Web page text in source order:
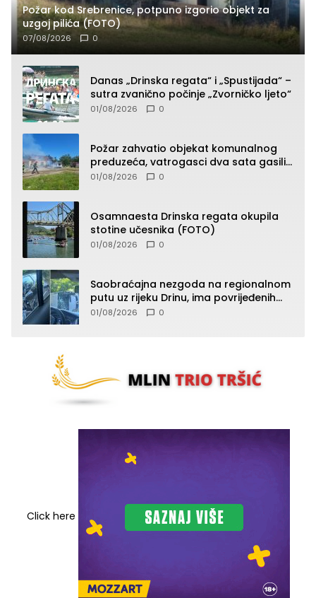
Požar kod Srebrenice, potpuno izgorio objekt za
uzgoj pilića (FOTO)
07/08/2026 0
Danas „Drinska regata“ i „Spustijada“ –
sutra zvanično počinje „Zvorničko ljeto“
01/08/2026 0
Požar zahvatio objekat komunalnog
preduzeća, vatrogasci dva sata gasili
vatru (FOTO)
01/08/2026 0
Osamnaesta Drinska regata okupila
stotine učesnika (FOTO)
01/08/2026 0
Saobraćajna nezgoda na regionalnom
putu uz rijeku Drinu, ima povrijeđenih
lica (FOTO)
01/08/2026 0
Click here